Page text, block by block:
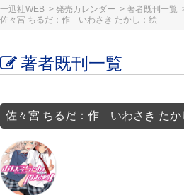
一迅社WEB 発売カレンダー
著者既刊一覧
佐々宮 ちるだ：作 いわさき たかし：絵
著者既刊一覧
佐々宮 ちるだ：作 いわさき たか